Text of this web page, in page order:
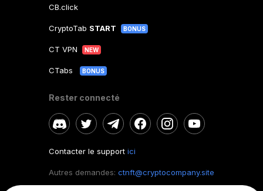
CB.click
CryptoTab START BONUS
CT VPN NEW
CTabs BONUS
Rester connecté
Contacter le support ici
Autres demandes: ctnft@cryptocompany.site